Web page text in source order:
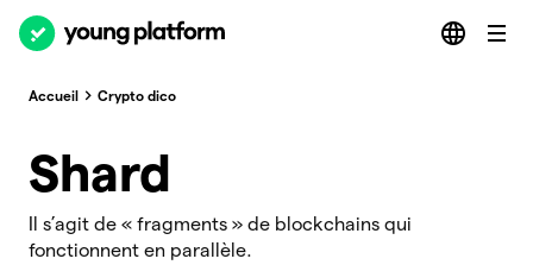
Accueil Crypto dico
Shard
Il s’agit de « fragments » de blockchains qui
fonctionnent en parallèle.